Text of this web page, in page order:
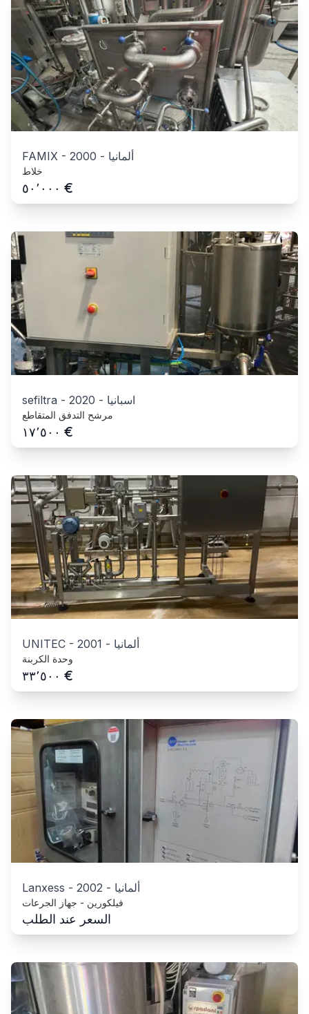
FAMIX - 2000 - ألمانيا
خلاط
٥٠٬٠٠٠ €
sefiltra - 2020 - اسبانيا
مرشح التدفق المتقاطع
١٧٬٥٠٠ €
UNITEC - 2001 - ألمانيا
وحدة الكربنة
٣٣٬٥٠٠ €
Lanxess - 2002 - ألمانيا
فيلكورين - جهاز الجرعات
السعر عند الطلب